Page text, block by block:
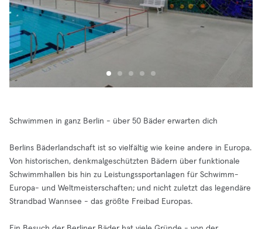
Schwimmen in ganz Berlin - über 50 Bäder erwarten dich
Berlins Bäderlandschaft ist so vielfältig wie keine andere in Europa.
Von historischen, denkmalgeschützten Bädern über funktionale
Schwimmhallen bis hin zu Leistungssportanlagen für Schwimm-
Europa- und Weltmeisterschaften; und nicht zuletzt das legendäre
Strandbad Wannsee - das größte Freibad Europas.